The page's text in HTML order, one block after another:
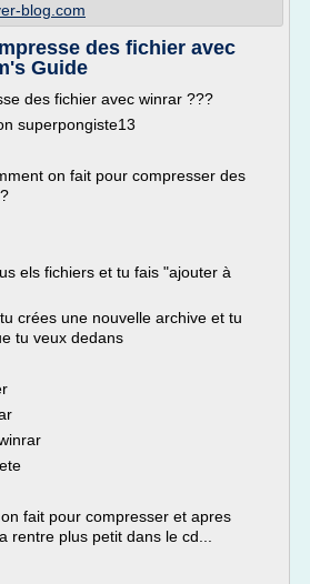
blog.com
des fichier avec
Guide
des fichier avec winrar ???
superpongiste13
on fait pour compresser des
els fichiers et tu fais "ajouter à
crées une nouvelle archive et tu
tu veux dedans
fait pour compresser et apres
rentre plus petit dans le cd...